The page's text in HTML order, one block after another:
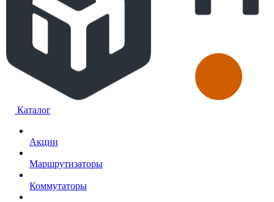
Каталог
Акции
Маршрутизаторы
Коммутаторы